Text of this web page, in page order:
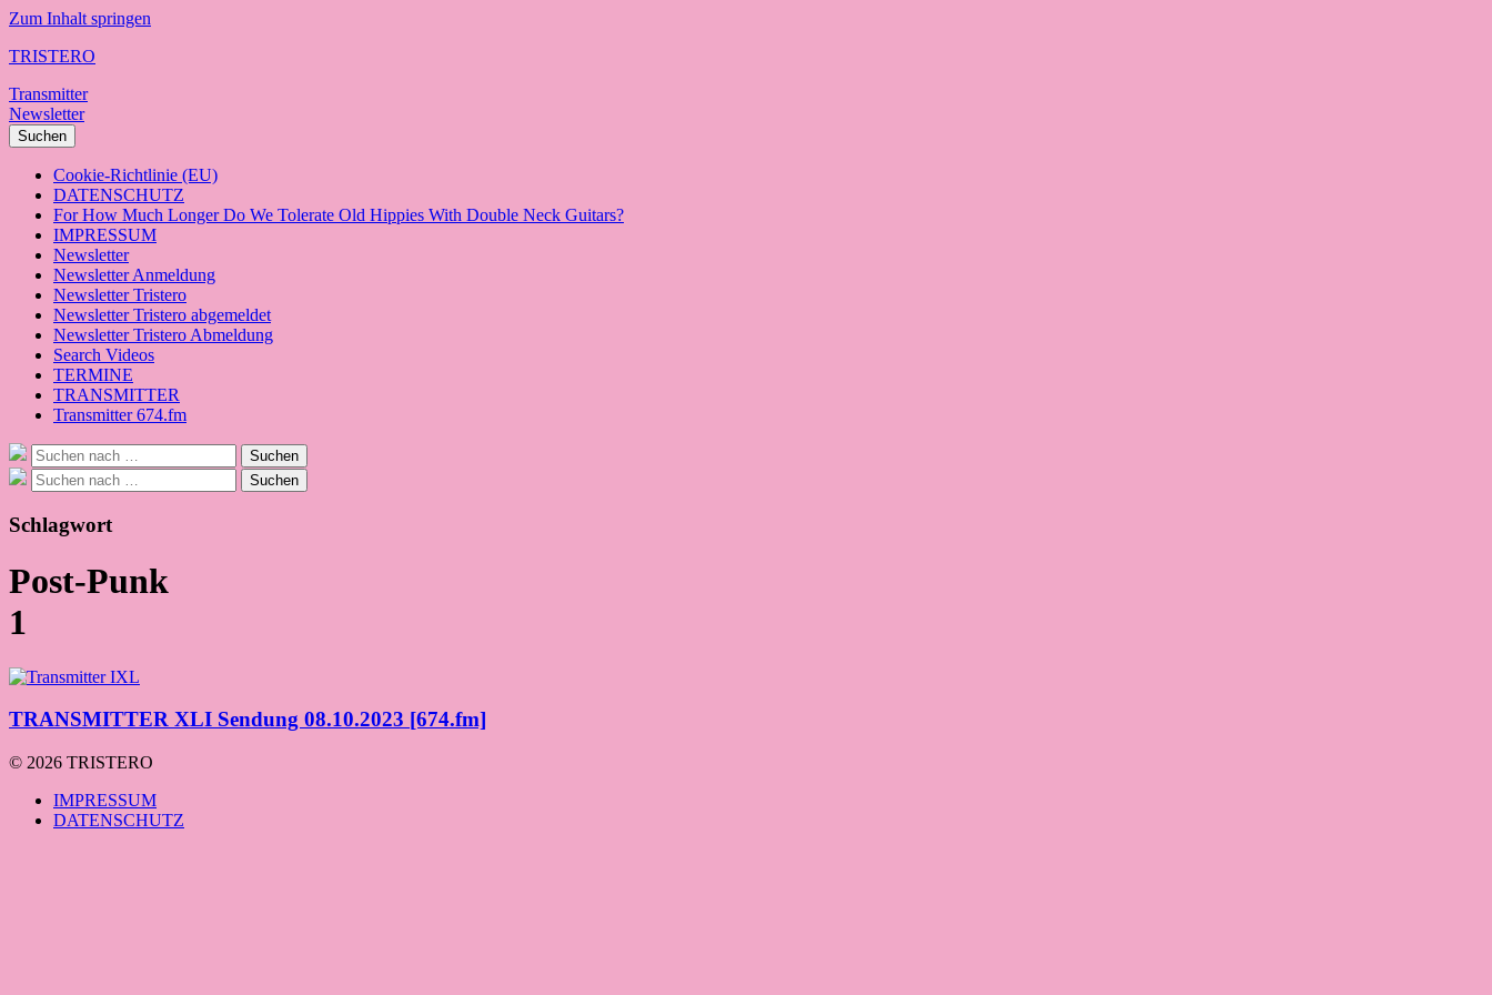
Zum Inhalt springen
TRISTERO
Transmitter
Newsletter
Suchen
Cookie-Richtlinie (EU)
DATENSCHUTZ
For How Much Longer Do We Tolerate Old Hippies With Double Neck Guitars?
IMPRESSUM
Newsletter
Newsletter Anmeldung
Newsletter Tristero
Newsletter Tristero abgemeldet
Newsletter Tristero Abmeldung
Search Videos
TERMINE
TRANSMITTER
Transmitter 674.fm
Suche
nach:
Suchen
Suche
nach:
Suchen
Schlagwort
Post-Punk
1
TRANSMITTER XLI Sendung 08.10.2023 [674.fm]
© 2026 TRISTERO
IMPRESSUM
DATENSCHUTZ